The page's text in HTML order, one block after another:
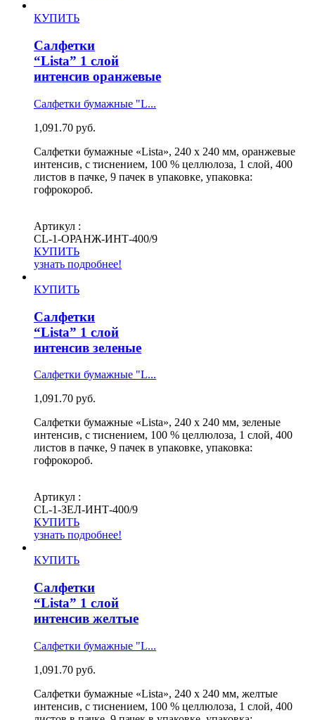
КУПИТЬ
Салфетки
“Lista” 1 слой
интенсив оранжевые
Салфетки бумажные "L...
1,091.70 руб.
Салфетки бумажные «Lista», 240 х 240 мм, оранжевые
интенсив, с тиснением, 100 % целлюлоза, 1 слой, 400
листов в пачке, 9 пачек в упаковке, упаковка:
гофрокороб.
Артикул :
СL-1-ОРАНЖ-ИНТ-400/9
КУПИТЬ
узнать подробнее!
КУПИТЬ
Салфетки
“Lista” 1 слой
интенсив зеленые
Салфетки бумажные "L...
1,091.70 руб.
Салфетки бумажные «Lista», 240 х 240 мм, зеленые
интенсив, с тиснением, 100 % целлюлоза, 1 слой, 400
листов в пачке, 9 пачек в упаковке, упаковка:
гофрокороб.
Артикул :
СL-1-ЗЕЛ-ИНТ-400/9
КУПИТЬ
узнать подробнее!
КУПИТЬ
Салфетки
“Lista” 1 слой
интенсив желтые
Салфетки бумажные "L...
1,091.70 руб.
Салфетки бумажные «Lista», 240 х 240 мм, желтые
интенсив, с тиснением, 100 % целлюлоза, 1 слой, 400